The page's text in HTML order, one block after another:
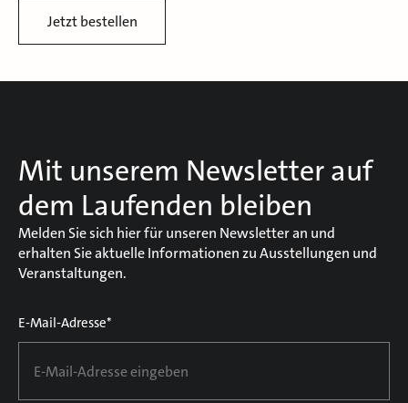
Jetzt bestellen
Mit unserem Newsletter auf
dem Laufenden bleiben
Melden Sie sich hier für unseren Newsletter an und
erhalten Sie aktuelle Informationen zu Ausstellungen und
Veranstaltungen.
E-Mail-Adresse*